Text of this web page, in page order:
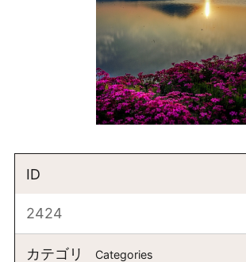
ID
2424
カテゴリ Categories